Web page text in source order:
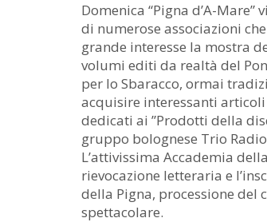
Domenica “Pigna d’A-
di numerose associazioni
grande interesse la mostra
volumi editi da realtà del
per lo Sbaracco, ormai
acquisire interessanti
dedicati ai ”Prodotti della
gruppo bolognese Trio
L’attivissima Accademia
rievocazione letteraria e
della Pigna, processione del
spettacolare.